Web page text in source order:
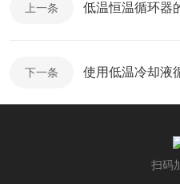
上一条 低温恒温循环器
下一条 使用低温冷却液
扫码